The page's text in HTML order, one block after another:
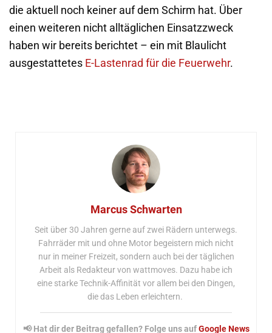
die aktuell noch keiner auf dem Schirm hat. Über
einen weiteren nicht alltäglichen Einsatzzweck
haben wir bereits berichtet – ein mit Blaulicht
ausgestattetes E-Lastenrad für die Feuerwehr.
Marcus Schwarten
Seit über 30 Jahren gerne auf zwei Rädern unterwegs.
Fahrräder mit und ohne Motor begeistern mich nicht
nur in meiner Freizeit, sondern auch bei der täglichen
Arbeit als Redakteur von wattmoves. Dazu habe ich
eine starke Technik-Affinität vor allem bei den Dingen,
die das Leben erleichtern.
📢 Hat dir der Beitrag gefallen? Folge uns aufGoogle News